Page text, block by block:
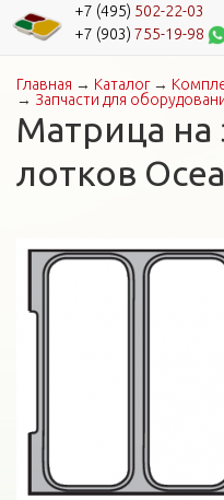
+7 (495) 502-22-03
+7 (903) 755-19-98
Вы здесь
Главная → Каталог→
→ Запчасти для
Матрица
лотков